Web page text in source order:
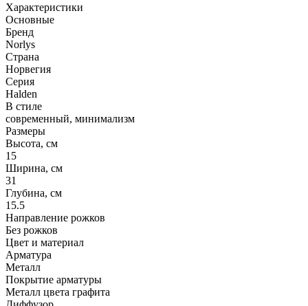
Характеристики
Основные
Бренд
Norlys
Страна
Норвегия
Серия
Halden
В стиле
современный, минимализм
Размеры
Высота, см
15
Ширина, см
31
Глубина, см
15.5
Направление рожков
Без рожков
Цвет и материал
Арматура
Металл
Покрытие арматуры
Металл цвета графита